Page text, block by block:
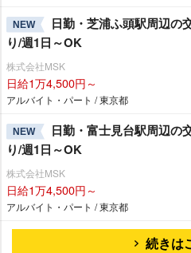
NEW
日勤・芝浦ふ頭駅周辺の
り/週1日～OK
株式会社MSK
日給1万4,500円～
アルバイト・パート / 東京都
NEW
日勤・富士見台駅周辺の
り/週1日～OK
株式会社MSK
日給1万4,500円～
アルバイト・パート / 東京都
続きは